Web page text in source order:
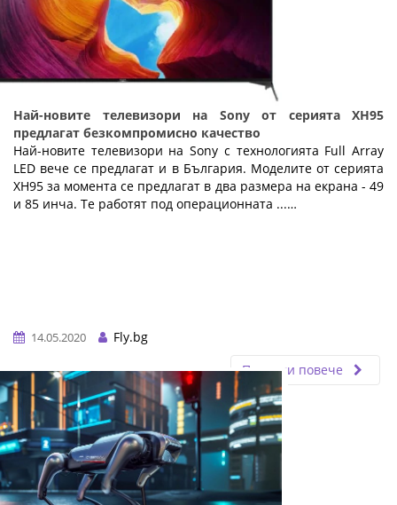
Най-новите телевизори на Sony от серията XH95
предлагат безкомпромисно качество
Най-новите телевизори на Sony с технологията Full Array
LED вече се предлагат и в България. Моделите от серията
XH95 за момента се предлагат в два размера на екрана - 49
и 85 инча. Те работят под операционната ...…
14.05.2020
Fly.bg
Прочети повече